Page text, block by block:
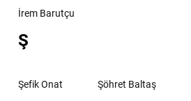
İrem Barutçu
Ş
Şefik Onat Şöhret Baltaş